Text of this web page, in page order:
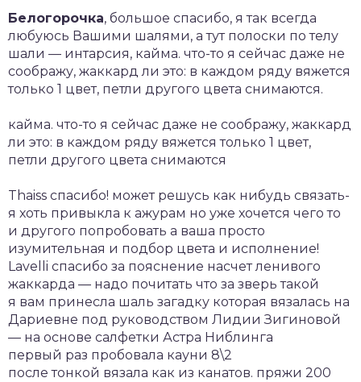
Белогорочка, большое спасибо, я так всегда
любуюсь Вашими шалями, а тут полоски по телу
шали — интарсия, кайма. что-то я сейчас даже не
соображу, жаккард ли это: в каждом ряду вяжется
только 1 цвет, петли другого цвета снимаются.
кайма. что-то я сейчас даже не соображу, жаккард
ли это: в каждом ряду вяжется только 1 цвет,
петли другого цвета снимаются
Thaiss спасибо! может решусь как нибудь связать-
я хоть привыкла к ажурам но уже хочется чего то
и другого попробовать а ваша просто
изумительная и подбор цвета и исполнение!
Lavelli спасибо за пояснение насчет ленивого
жаккарда — надо почитать что за зверь такой
я вам принесла шаль загадку которая вязалась на
Дариевне под руководством Лидии Зигиновой
— на основе салфетки Астра Ниблинга
первый раз пробовала кауни 8\2
после тонкой вязала как из канатов. пряжи 200